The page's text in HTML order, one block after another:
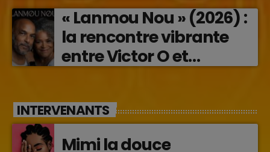
« Lanmou Nou » (2026) :
la rencontre vibrante
entre Victor O et
INTERVENANTS
Mimi la douce